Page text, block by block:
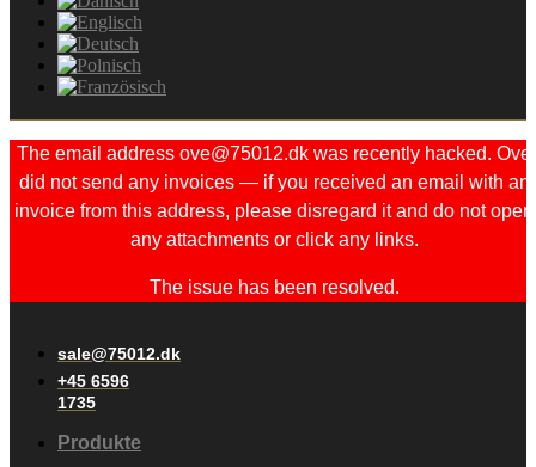
The email address ove@75012.dk was recently hacked. Ove
did not send any invoices — if you received an email with an
invoice from this address, please disregard it and do not open
any attachments or click any links.
The issue has been resolved.
sale@75012.dk
+45 6596
1735
Produkte